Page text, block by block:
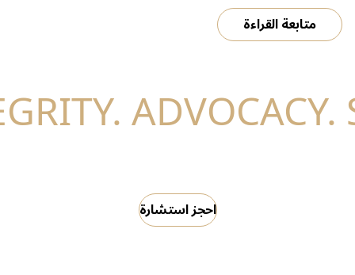
متابعة القراءة
احجز استشارة